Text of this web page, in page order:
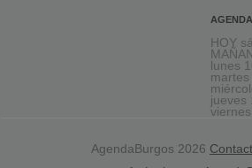
HOY
lunes
martes
jueves
AgendaBurgos 2026